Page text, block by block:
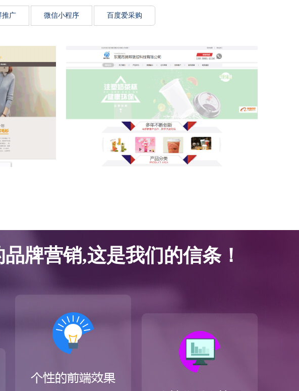
推广 微信小程序 百度爱采购
厂
牌营销,这是我们的信条！